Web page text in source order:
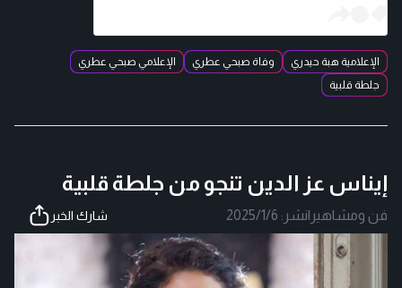
الإعلامية هبة حيدري وفاة صبحي عطري
الإعلامي صبحي عطري
جلطة قلبية
إيناس عز الدين تنجو من جلطة قلبية
فن ومشاهير |نشر: 2025/1/6 شارك الخبر